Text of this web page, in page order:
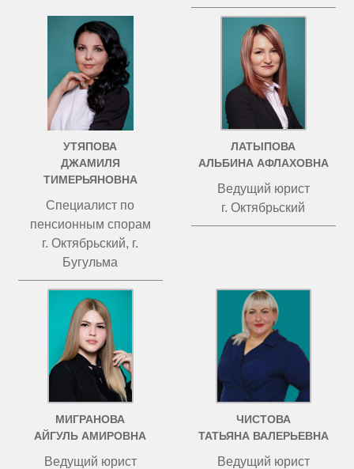
УТЯПОВА
ДЖАМИЛЯ
ТИМЕРЬЯНОВНА
Специалист по
пенсионным спорам
г. Октябрьский, г.
Бугульма
ЛАТЫПОВА
АЛЬБИНА АФЛАХОВНА
Ведущий юрист
г. Октябрьский
МИГРАНОВА
АЙГУЛЬ АМИРОВНА
Ведущий юрист
ЧИСТОВА
ТАТЬЯНА ВАЛЕРЬЕВНА
Ведущий юрист